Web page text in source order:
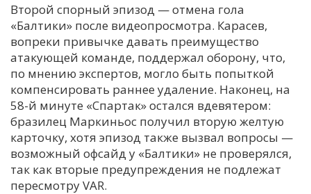
Второй спорный эпизод — отмена гола
«Балтики» после видеопросмотра. Карасев,
вопреки привычке давать преимущество
атакующей команде, поддержал оборону, что,
по мнению экспертов, могло быть попыткой
компенсировать раннее удаление. Наконец, на
58-й минуте «Спартак» остался вдевятером:
бразилец Маркиньос получил вторую желтую
карточку, хотя эпизод также вызвал вопросы —
возможный офсайд у «Балтики» не проверялся,
так как вторые предупреждения не подлежат
пересмотру VAR.